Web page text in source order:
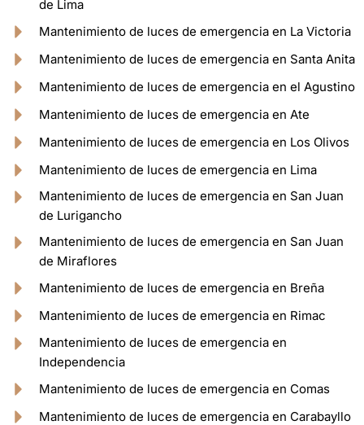
de Lima
Mantenimiento de luces de emergencia en La Victoria
Mantenimiento de luces de emergencia en Santa Anita
Mantenimiento de luces de emergencia en el Agustino
Mantenimiento de luces de emergencia en Ate
Mantenimiento de luces de emergencia en Los Olivos
Mantenimiento de luces de emergencia en Lima
Mantenimiento de luces de emergencia en San Juan
de Lurigancho
Mantenimiento de luces de emergencia en San Juan
de Miraflores
Mantenimiento de luces de emergencia en Breña
Mantenimiento de luces de emergencia en Rimac
Mantenimiento de luces de emergencia en
Independencia
Mantenimiento de luces de emergencia en Comas
Mantenimiento de luces de emergencia en Carabayllo